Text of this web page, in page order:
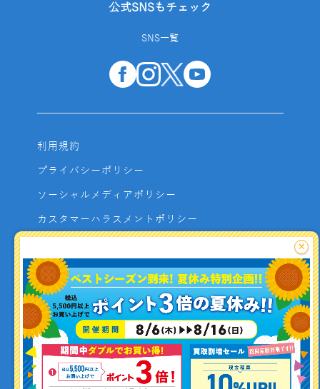
釣り情報を
投稿する
公式SNSもチェック
SNS一覧
利用規約
プライバシーポリシー
ソーシャルメディアポリシー
カスタマーハラスメントポリシー
よくあるご質問
お問い合わせ
利用者資金の保全方法
×